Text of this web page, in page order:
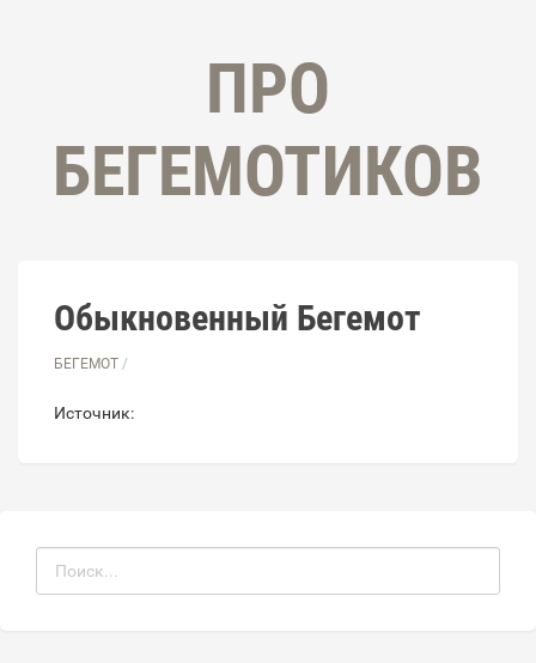
ПРО
БЕГЕМОТИКОВ
Обыкновенный Бегемот
БЕГЕМОТ /
Источник: